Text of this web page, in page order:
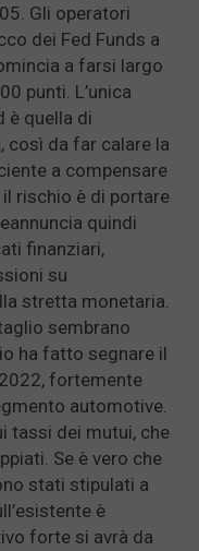
Gli operatori
dei Fed Funds a
a farsi largo
punti. L’unica
è quella di
così da far calare la
a compensare
rischio è di portare
quindi
finanziari,
su
stretta monetaria.
sembrano
ha fatto segnare il
fortemente
automotive.
tassi dei mutui, che
Se è vero che
stati stipulati a
è
forte si avrà da